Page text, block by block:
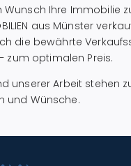
Wunsch Ihre Immobilie
aus Münster
die bewährte
zum optimalen Preis.
unserer Arbeit stehen
und Wünsche.